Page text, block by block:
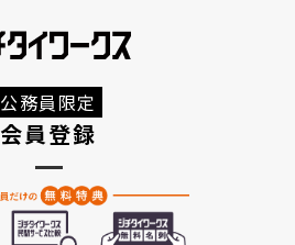
公務員限定
会員登録